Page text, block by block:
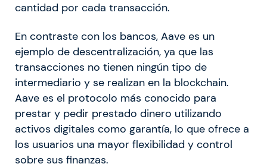
cantidad por cada transacción.
En contraste con los bancos, Aave es un
ejemplo de descentralización, ya que las
transacciones no tienen ningún tipo de
intermediario y se realizan en la blockchain.
Aave es el protocolo más conocido para
prestar y pedir prestado dinero utilizando
activos digitales como garantía, lo que ofrece a
los usuarios una mayor flexibilidad y control
sobre sus finanzas.